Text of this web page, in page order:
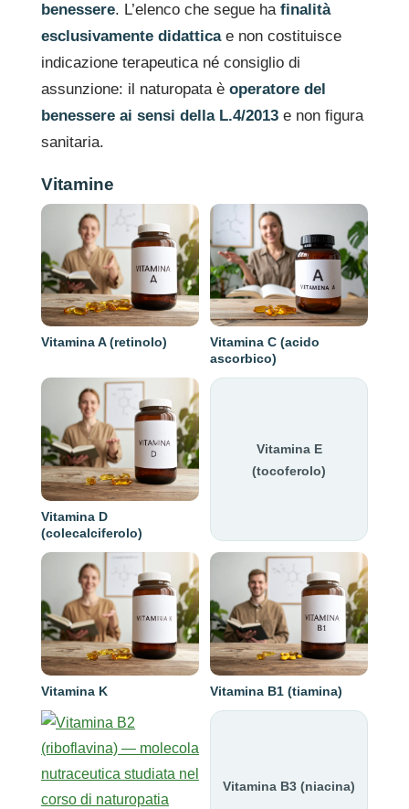
benessere. L’elenco che segue ha finalità
esclusivamente didatticae non costituisce
indicazione terapeutica né consiglio di
assunzione: il naturopata è operatore del
benessere ai sensi della L.4/2013 e non figura
sanitaria.
Vitamine
Vitamina A (retinolo)
Vitamina C (acido
ascorbico)
Vitamina D
(colecalciferolo)
Vitamina E
(tocoferolo)
Vitamina K Vitamina B1 (tiamina)
Vitamina B3 (niacina)